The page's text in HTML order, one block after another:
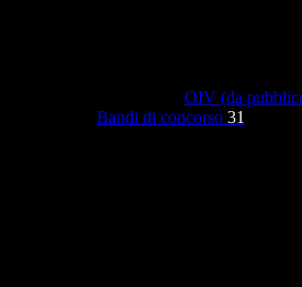
OIV (da
Bandi di concorso 31